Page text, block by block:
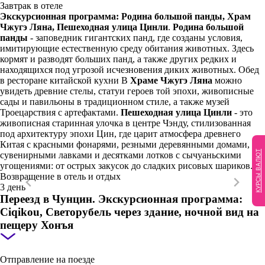
Завтрак в отеле
Экскурсионная программа: Родина большой панды, Храм
Чжугэ Ляна, Пешеходная улица Цинли. Родина большой
панды - заповедник гигантских панд, где созданы условия,
имитирующие естественную среду обитания животных. Здесь
кормят и разводят больших панд, а также других редких и
находящихся под угрозой исчезновения диких животных. Обед
в ресторане китайской кухни В Храме Чжугэ Ляна можно
увидеть древние стелы, статуи героев той эпохи, живописные
сады и павильоны в традиционном стиле, а также музей
Троецарствия с артефактами. Пешеходная улица Цинли - это
живописная старинная улочка в центре Чэнду, стилизованная
под архитектуру эпохи Цин, где царит атмосфера древнего
Китая с красными фонарями, резными деревянными домами,
сувенирными лавками и десятками лотков с сычуаньскими
угощениями: от острых закусок до сладких рисовых шариков.
Возвращение в отель и отдых
3 день
Переезд в Чунцин. Экскурсионная программа:
Ciqikou, Светорубель через здание, ночной вид на
пещеру Хонъя
Отправление на поезде
КУРСЫ ВАЛЮТ